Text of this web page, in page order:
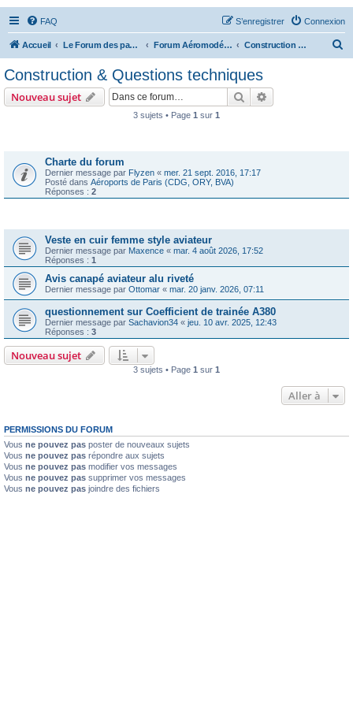
FAQ Connexion
S’enregistrer
Accueil Le Forum des passionnés d'aviation Forum Aéromodélisme Construction & Questions techniques
Construction & Questions techniques
Nouveau sujet Rechercher
3 sujets • Page 1 sur 1
Charte du forum
Dernier message par Flyzen « mer. 21 sept. 2016, 17:17
Posté dans Aéroports de Paris (CDG, ORY, BVA)
Réponses : 2
Veste en cuir femme style aviateur
Dernier message par Maxence « mar. 4 août 2026, 17:52
Réponses : 1
Avis canapé aviateur alu riveté
Dernier message par Ottomar « mar. 20 janv. 2026, 07:11
questionnement sur Coefficient de trainée A380
Dernier message par Sachavion34 « jeu. 10 avr. 2025, 12:43
Réponses : 3
Nouveau sujet
3 sujets • Page 1 sur 1
Aller à
PERMISSIONS DU FORUM
Vous ne pouvez pas poster de nouveaux sujets
Vous ne pouvez pas répondre aux sujets
Vous ne pouvez pas modifier vos messages
Vous ne pouvez pas supprimer vos messages
Vous ne pouvez pas joindre des fichiers